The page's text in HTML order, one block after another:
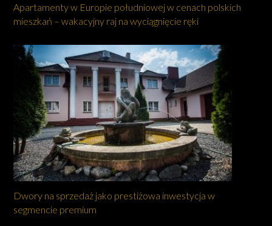
Apartamenty w Europie południowej w cenach polskich
mieszkań – wakacyjny raj na wyciągnięcie ręki
Dwory na sprzedaż jako prestiżowa inwestycja w
segmencie premium